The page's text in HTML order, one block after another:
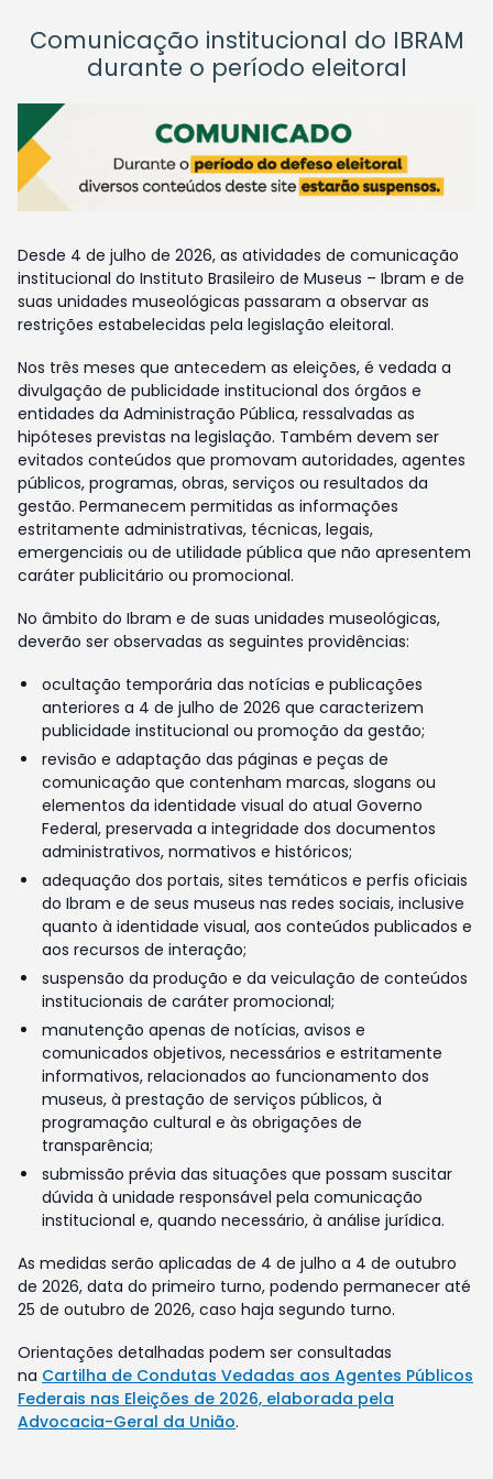
Comunicação institucional do IBRAM
durante o período eleitoral
Desde 4 de julho de 2026, as atividades de comunicação
institucional do Instituto Brasileiro de Museus – Ibram e de
suas unidades museológicas passaram a observar as
restrições estabelecidas pela legislação eleitoral.
Nos três meses que antecedem as eleições, é vedada a
divulgação de publicidade institucional dos órgãos e
entidades da Administração Pública, ressalvadas as
hipóteses previstas na legislação. Também devem ser
evitados conteúdos que promovam autoridades, agentes
públicos, programas, obras, serviços ou resultados da
gestão. Permanecem permitidas as informações
estritamente administrativas, técnicas, legais,
emergenciais ou de utilidade pública que não apresentem
caráter publicitário ou promocional.
No âmbito do Ibram e de suas unidades museológicas,
deverão ser observadas as seguintes providências:
ocultação temporária das notícias e publicações
anteriores a 4 de julho de 2026 que caracterizem
publicidade institucional ou promoção da gestão;
revisão e adaptação das páginas e peças de
comunicação que contenham marcas, slogans ou
elementos da identidade visual do atual Governo
Federal, preservada a integridade dos documentos
administrativos, normativos e históricos;
adequação dos portais, sites temáticos e perfis oficiais
do Ibram e de seus museus nas redes sociais, inclusive
quanto à identidade visual, aos conteúdos publicados e
aos recursos de interação;
suspensão da produção e da veiculação de conteúdos
institucionais de caráter promocional;
manutenção apenas de notícias, avisos e
comunicados objetivos, necessários e estritamente
informativos, relacionados ao funcionamento dos
museus, à prestação de serviços públicos, à
programação cultural e às obrigações de
transparência;
submissão prévia das situações que possam suscitar
dúvida à unidade responsável pela comunicação
institucional e, quando necessário, à análise jurídica.
As medidas serão aplicadas de 4 de julho a 4 de outubro
de 2026, data do primeiro turno, podendo permanecer até
25 de outubro de 2026, caso haja segundo turno.
Orientações detalhadas podem ser consultadas
na Cartilha de Condutas Vedadas aos Agentes Públicos
Federais nas Eleições de 2026, elaborada pela
Advocacia-Geral da União.